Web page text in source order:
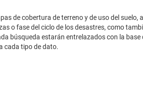
de cobertura de terreno y de uso del
o fase del ciclo de los desastres, como
estarán entrelazados con la base
cada tipo de dato.